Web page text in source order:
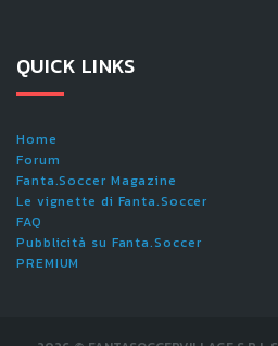
QUICK LINKS
Home
Forum
Fanta.Soccer Magazine
Le vignette di Fanta.Soccer
FAQ
Pubblicità su Fanta.Soccer
PREMIUM